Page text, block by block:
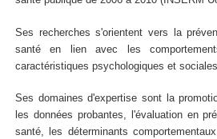
Ses recherches s'orientent vers la
santé en lien avec les
caractéristiques psychologiques et
Ses domaines d'expertise sont la
les données probantes, l'évaluation en
santé, les déterminants